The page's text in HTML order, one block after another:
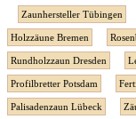
Zaunhersteller Tübingen
Holzzäune Bremen
Rundholzzaun Dresden
Profilbretter Potsdam
Palisadenzaun Lübeck